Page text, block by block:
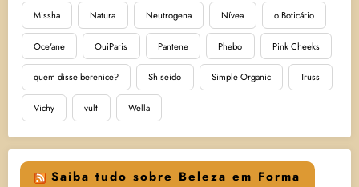
Missha Natura Neutrogena Nívea o Boticário
Oce'ane OuiParis Pantene Phebo Pink Cheeks
quem disse berenice? Shiseido Simple Organic Truss
Vichy vult Wella
Saiba tudo sobre Beleza em Forma